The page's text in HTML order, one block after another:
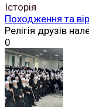
Історія
Походження та
Релігія друзів
0